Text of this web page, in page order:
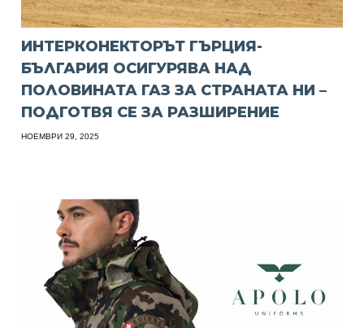
ИНТЕРКОНЕКТОРЪТ ГЪРЦИЯ-
БЪЛГАРИЯ ОСИГУРЯВА НАД
ПОЛОВИНАТА ГАЗ ЗА СТРАНАТА НИ –
ПОДГОТВЯ СЕ ЗА РАЗШИРЕНИЕ
НОЕМВРИ 29, 2025